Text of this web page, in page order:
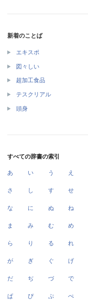
新着のことば
エキスポ
図々しい
超加工食品
テスクリアル
頭身
すべての辞書の索引
あ い う え
さ し す せ
な に ぬ ね
ま み む め
ら り る れ
が ぎ ぐ げ
だ ぢ づ で
ぱ ぴ ぷ ぺ